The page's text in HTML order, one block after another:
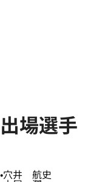
出場選手
穴井 航史